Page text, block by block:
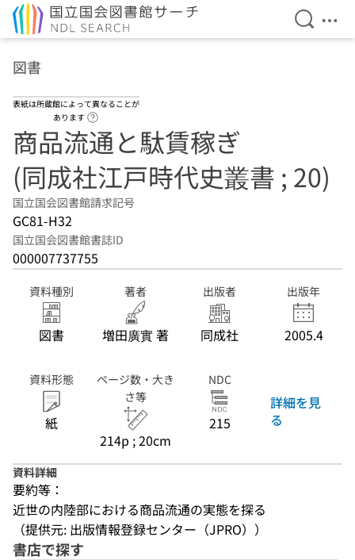
検索を
メ
図書
表紙は所蔵館によって異なることが
あります
商品流通と駄賃稼ぎ
(同成社江戸時代史叢書 ; 20)
国立国会図書館請求記号
GC81-H32
国立国会図書館書誌ID
000007737755
資料種別
図書
著者
増田廣實 著
出版者
同成社
出版年
2005.4
資料形態
紙
ページ数・大き
さ等
214p ; 20cm
NDC
215
詳細を見
る
資料詳細
要約等：
近世の内陸部における商品流通の実態を探る
（提供元: 出版情報登録センター（JPRO））
書店で探す